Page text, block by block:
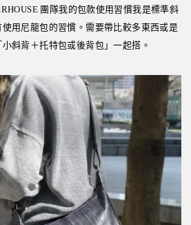
團隊我的包款使用習慣我是標準斜
用尼龍包的習慣。需要帶比較多東西或是
斜背＋托特包或後背包」一起搭。